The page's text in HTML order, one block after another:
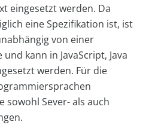
eingesetzt werden. Da
eine Spezifikation ist, ist
von einer
kann in JavaScript, Java
werden. Für die
sowohl Sever- als auch